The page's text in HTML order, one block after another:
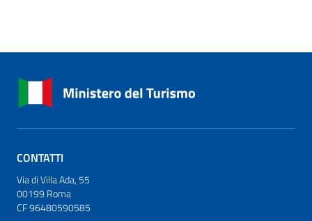
CONTATTI
Via di Villa Ada, 55
00199 Roma
CF 96480590585